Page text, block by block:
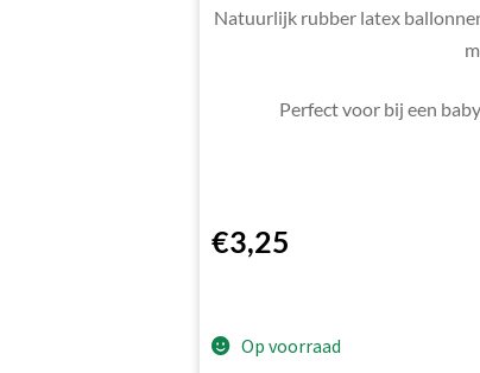
Natuurlijk rubber latex
Perfect voor bij een
€3,25
Op voorraad